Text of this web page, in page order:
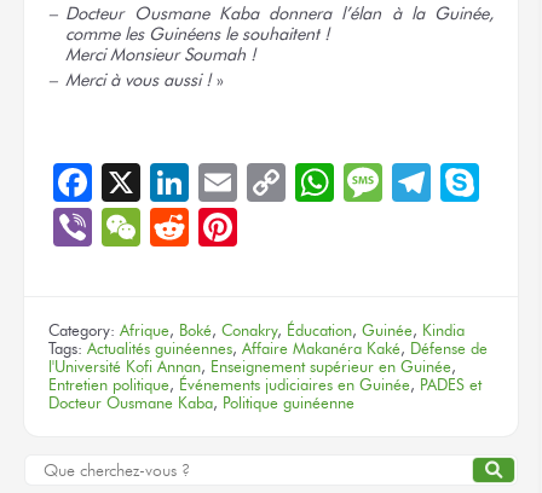
Docteur Ousmane Kaba donnera l’élan à la Guinée,
comme les Guinéens le souhaitent !
Merci MonsieurSoumah !
Merci à vous aussi !»
Facebook
X LinkedIn
EmailCopyWhatsApp
Message
ViberWeChat
Reddit
Category: Afrique, Boké, Conakry, Éducation, Guinée, Kindia
Tags: Actualités guinéennes, Affaire Makanéra Kaké, Défense de
l'Université Kofi Annan, Enseignement supérieur en Guinée,
Entretien politique, Événements judiciaires en Guinée, PADES et
Docteur Ousmane Kaba, Politique guinéenne